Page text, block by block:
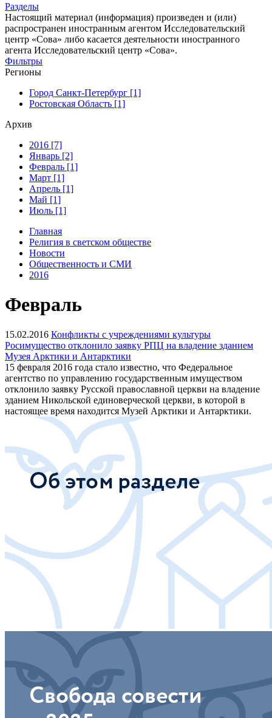
Разделы
Настоящий материал (информация) произведен и (или)
распространен иностранным агентом Исследовательский
центр «Сова» либо касается деятельности иностранного
агента Исследовательский центр «Сова».
Фильтры
Регионы
Город Санкт-Петербург [1]
Ростовская Область [1]
Архив
2016 [7]
Январь [2]
Февраль [1]
Март [1]
Апрель [1]
Май [1]
Июль [1]
Главная
Религия в светском обществе
Новости
Общественность и СМИ
2016
Февраль
15.02.2016 Конфликты с учреждениями культуры
Росимущество отклонило заявку РПЦ на владение зданием
Музея Арктики и Антарктики
15 февраля 2016 года стало известно, что Федеральное
агентство по управлению государственным имуществом
отклонило заявку Русской православной церкви на владение
зданием Никольской единоверческой церкви, в которой в
настоящее время находится Музей Арктики и Антарктики.